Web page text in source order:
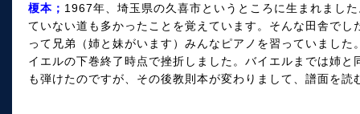
榎本； 1967年、埼玉県の久喜市というところに生まれまし
ていない道も多かったことを覚えています。そんな田舎で
って兄弟（姉と妹がいます）みんなピアノを習っていまし
イエルの下巻終了時点で挫折しました。バイエルまでは姉
も弾けたのですが、その後教則本が変わりまして、譜面を